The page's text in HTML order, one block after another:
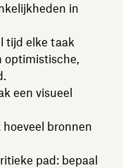
in
tijd elke taak
optimistische,
een visueel
bronnen
pad: bepaal